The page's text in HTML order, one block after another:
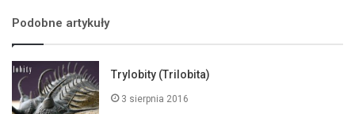
Podobne artykuły
Trylobity (Trilobita)
3 sierpnia 2016